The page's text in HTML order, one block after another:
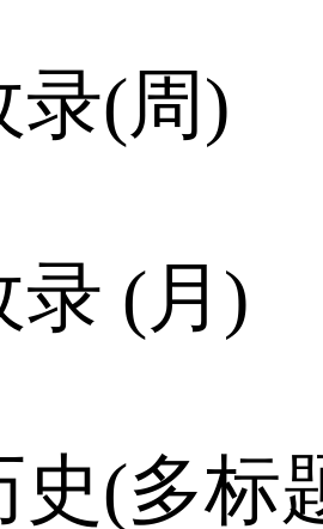
录(周)
录 (月)
史(多标